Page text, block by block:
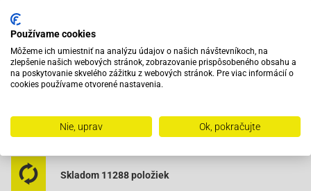
Vybavený servis s odborným vyškoleným personálom
Na trhu od roku 2007
Skladom 11288 položiek
Používame cookies
Môžeme ich umiestniť na analýzu údajov o našich návštevníkoch, na
zlepšenie našich webových stránok, zobrazovanie prispôsobeného obsahu a
na poskytovanie skvelého zážitku z webových stránok. Pre viac informácií o
cookies používame otvorené nastavenia.
Nie, uprav Ok, pokračujte